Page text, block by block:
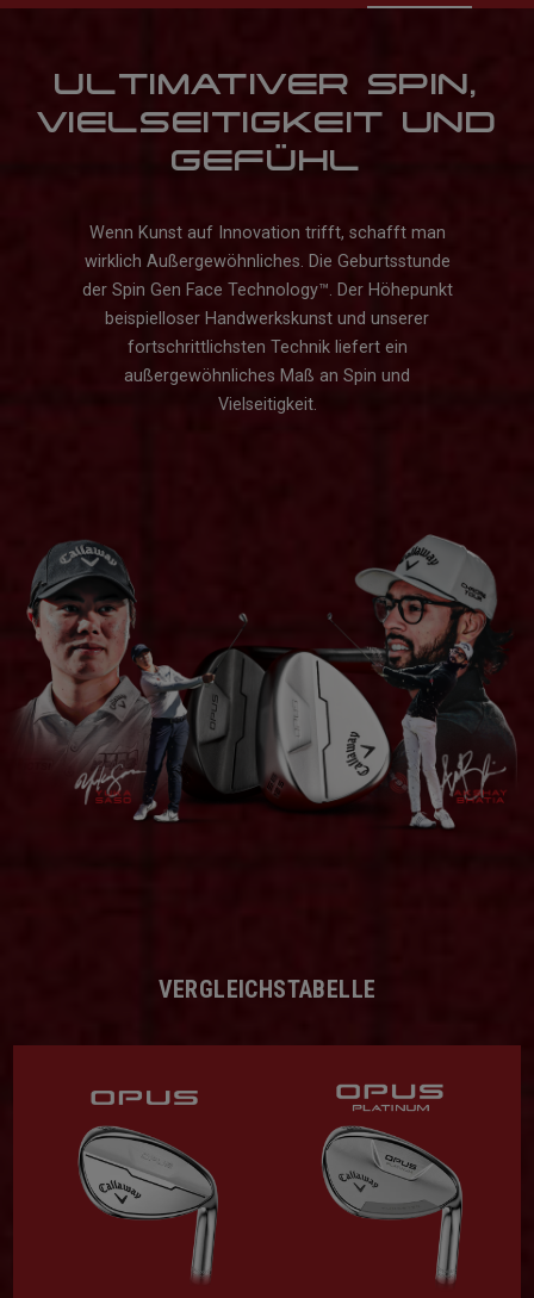
ULTIMATIVER SPIN,
VIELSEITIGKEIT UND
GEFÜHL
Wenn Kunst auf Innovation trifft, schafft man
wirklich Außergewöhnliches. Die Geburtsstunde
der Spin Gen Face Technology™. Der Höhepunkt
beispielloser Handwerkskunst und unserer
fortschrittlichsten Technik liefert ein
außergewöhnliches Maß an Spin und
Vielseitigkeit.
VERGLEICHSTABELLE